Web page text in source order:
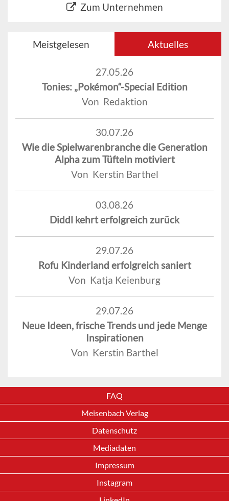
Zum Unternehmen
Meistgelesen Aktuelles
27.05.26
Tonies: „Pokémon“-Special Edition
Von Redaktion
30.07.26
Wie die Spielwarenbranche die Generation
Alpha zum Tüfteln motiviert
Von Kerstin Barthel
03.08.26
Diddl kehrt erfolgreich zurück
29.07.26
Rofu Kinderland erfolgreich saniert
Von Katja Keienburg
29.07.26
Neue Ideen, frische Trends und jede Menge
Inspirationen
Von Kerstin Barthel
FAQ
Meisenbach Verlag
Datenschutz
Mediadaten
Impressum
Instagram